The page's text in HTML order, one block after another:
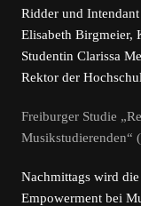
Ridder und
Elisabeth Birgmeier,
Studentin Clarissa
Rektor der
Freiburger Studie
Musikstudierenden“
Nachmittags wird
Empowerment bei